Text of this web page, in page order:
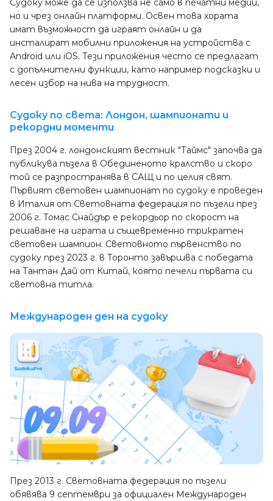
Судоку може да се използва не само в печатни медии,
но и чрез онлайн платформи. Освен това хората
имат възможност да играят онлайн и да
инсталират мобилни приложения на устройства с
Android или iOS. Тези приложения често се предлагат
с допълнителни функции, като например подсказки и
лесен избор на нива на трудност.
Судоку по света: Лондон, шампионати и
рекордни моменти
През 2004 г. лондонският вестник "Таймс" започва да
публикува пъзела в Обединеното кралство и скоро
той се разпространява в САЩ и по целия свят.
Първият световен шампионат по судоку е проведен
в Италия от Световната федерация по пъзели през
2006 г. Томас Снайдър е рекордьор по скорост на
решаване на играта и същевременно трикратен
световен шампион. Световното първенство по
судоку през 2023 г. в Торонто завършва с победата
на Тантан Дай от Китай, която печели първата си
световна титла.
Международен ден на судоку
През 2013 г. Световната федерация по пъзели
обявява 9 септември за официален Международен